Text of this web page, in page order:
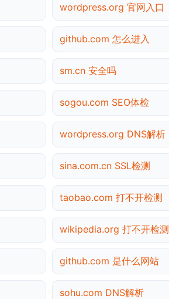
wordpress.org 官网入口
github.com 怎么进入
sm.cn 安全吗
sogou.com SEO体检
wordpress.org DNS解析
sina.com.cn SSL检测
taobao.com 打不开检测
wikipedia.org 打不开检测
github.com 是什么网站
sohu.com DNS解析